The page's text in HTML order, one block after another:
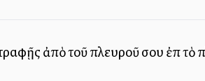
ἀπὸ τοῦ πλευροῦ σου ἐπὶ